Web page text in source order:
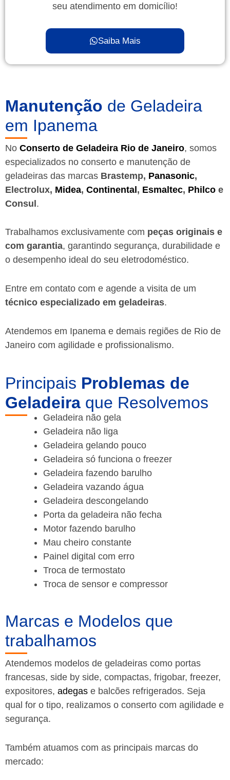
seu atendimento em domicílio!
Saiba Mais
Manutenção de Geladeira
em Ipanema
No Conserto de Geladeira Rio de Janeiro, somos
especializados no conserto e manutenção de
geladeiras das marcas Brastemp, Panasonic,
Electrolux, Midea, Continental, Esmaltec, Philco e
Consul.
Trabalhamos exclusivamente com peças originais e
com garantia, garantindo segurança, durabilidade e
o desempenho ideal do seu eletrodoméstico.
Entre em contato com e agende a visita de um
técnico especializado em geladeiras.
Atendemos em Ipanema e demais regiões de Rio de
Janeiro com agilidade e profissionalismo.
Principais Problemas de
Geladeira que Resolvemos
Geladeira não gela
Geladeira não liga
Geladeira gelando pouco
Geladeira só funciona o freezer
Geladeira fazendo barulho
Geladeira vazando água
Geladeira descongelando
Porta da geladeira não fecha
Motor fazendo barulho
Mau cheiro constante
Painel digital com erro
Troca de termostato
Troca de sensor e compressor
Marcas e Modelos que
trabalhamos
Atendemos modelos de geladeiras como portas
francesas, side by side, compactas, frigobar, freezer,
expositores, adegas e balcões refrigerados. Seja
qual for o tipo, realizamos o conserto com agilidade e
segurança.
Também atuamos com as principais marcas do
mercado: